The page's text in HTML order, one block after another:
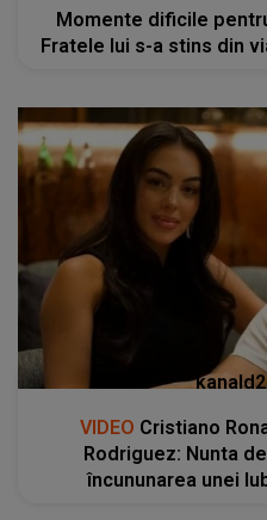
Momente dificile
Fratele lui s-a stins din
VIDEO Cristiano
Rodriguez: Nunta
încununarea unei